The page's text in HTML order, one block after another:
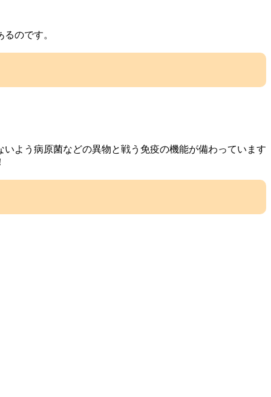
のです。
よう病原菌などの異物と戦う免疫の機能が備わっています